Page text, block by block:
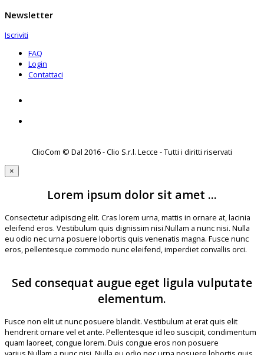
Newsletter
Iscriviti
FAQ
Login
Contattaci
ClioCom © Dal 2016 - Clio S.r.l. Lecce - Tutti i diritti riservati
×
Lorem ipsum dolor sit amet ...
Consectetur adipiscing elit. Cras lorem urna, mattis in ornare at, lacinia
eleifend eros. Vestibulum quis dignissim nisi.Nullam a nunc nisi. Nulla
eu odio nec urna posuere lobortis quis venenatis magna. Fusce nunc
eros, pellentesque commodo nunc eleifend, imperdiet convallis orci.
Sed consequat augue eget ligula vulputate
elementum.
Fusce non elit ut nunc posuere blandit. Vestibulum at erat quis elit
hendrerit ornare vel et ante. Pellentesque id leo suscipit, condimentum
quam laoreet, congue lorem. Duis congue eros non posuere